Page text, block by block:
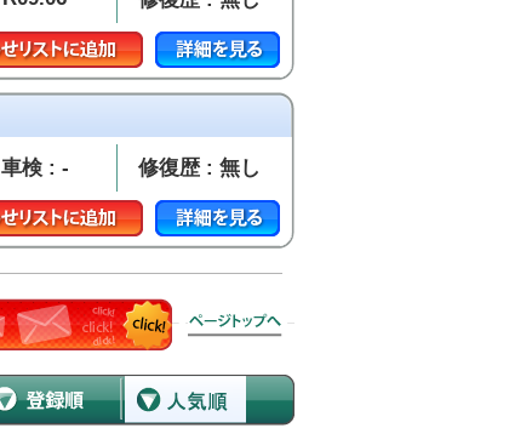
車検 : - 修復歴 : 無し